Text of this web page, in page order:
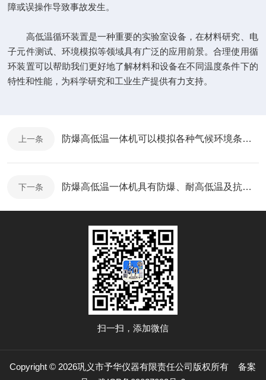
障或误操作导致事故发生。
高低温循环装置是一种重要的实验室设备，在材料研究、电
子元件测试、环境模拟等领域具有广泛的应用前景。合理使用循
环装置可以帮助我们更好地了解材料和设备在不同温度条件下的
特性和性能，为科学研究和工业生产提供有力支持。
上一条 防爆高低温一体机可以模拟各种气候环境条件，为产品质量检验提供保障
下一条 防爆高低温一体机具有防爆、耐高低温及抗振等优点
扫一扫，添加微信
Copyright © 2026巩义市予华仪器有限责任公司版权所有备案